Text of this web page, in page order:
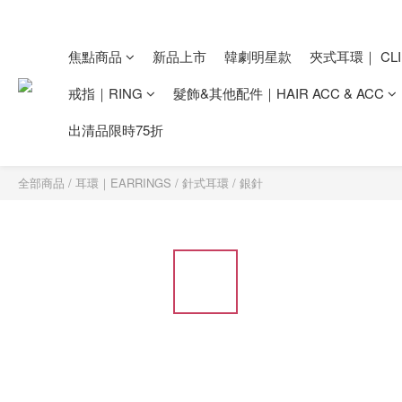
焦點商品 新品上市 韓劇明星款
夾式耳環｜
戒指｜RING
髮飾&其他配件｜HAIR ACC & ACC
出清品限時75折
全部商品 / 耳環｜EARRINGS / 針式耳環 / 銀針